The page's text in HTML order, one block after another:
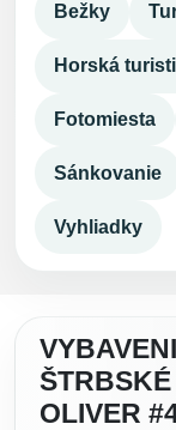
Bežky
Horská
Fotomiesta
Sánkovanie
Vyhliadky
OLIVER